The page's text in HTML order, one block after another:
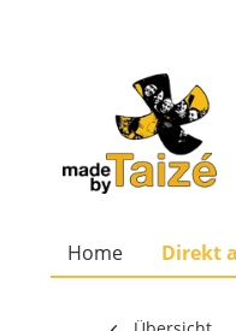
Home Direkt